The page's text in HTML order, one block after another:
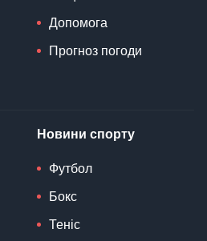
Допомога
Прогноз погоди
Новини спорту
Футбол
Бокс
Теніс